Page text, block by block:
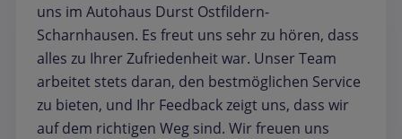
uns im Autohaus Durst Ostfildern-
Scharnhausen. Es freut uns sehr zu hören, dass
alles zu Ihrer Zufriedenheit war. Unser Team
arbeitet stets daran, den bestmöglichen Service
zu bieten, und Ihr Feedback zeigt uns, dass wir
auf dem richtigen Weg sind. Wir freuen uns